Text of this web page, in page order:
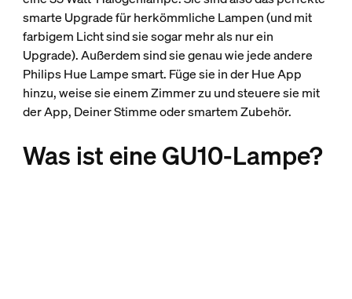
smarte Upgrade für herkömmliche Lampen (und mit
farbigem Licht sind sie sogar mehr als nur ein
Upgrade). Außerdem sind sie genau wie jede andere
Philips Hue Lampe smart. Füge sie in der Hue App
hinzu, weise sie einem Zimmer zu und steuere sie mit
der App, Deiner Stimme oder smartem Zubehör.
Was ist eine GU10-Lampe?